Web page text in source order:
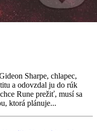
Sharpe, chlapec,
a odovzdal ju do rúk
Rune prežiť, musí sa
ktorá plánuje...